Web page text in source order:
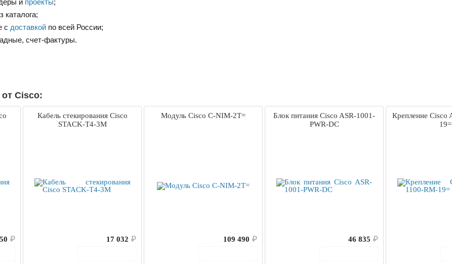
и проекты;
каталога;
с доставкой по всей России;
счет-фактуры.
Cisco:
₽
Кабель стекирования Cisco
STACK-T4-3M
17 032 ₽
Модуль Cisco C-NIM-2T=
109 490 ₽
Блок питания Cisco ASR-1001-
PWR-DC
46 835 ₽
Крепление Cisco
19=